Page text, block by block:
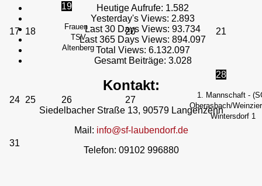
17 18
19
Frauen -
TSV
Altenberg
20 21
24 25 26 27
28
1. Mannschaft -
Oberasbach/
Wintersdorf 1
31
Heutige Aufrufe: 1.582
Yesterday's Views: 2.893
Last 30 Days Views: 93.734
Last 365 Days Views: 894.097
Total Views: 6.132.097
Gesamt Beiträge: 3.028
Kontakt:
Siedelbacher Straße 13, 90579 Langenzenn
Mail: info@sf-laubendorf.de
Telefon: 09102 996880